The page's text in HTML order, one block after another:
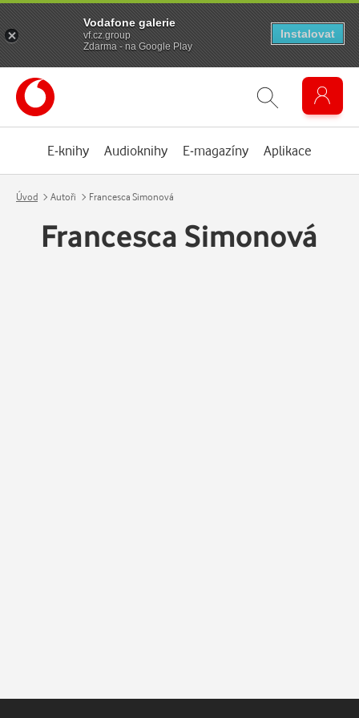
E-knihy Audioknihy E-magazíny Aplikace
Úvod Autoři Francesca Simonová
Francesca Simonová
Vodafone galerie
vf.cz.group
Zdarma - na Google Play
Instalovat